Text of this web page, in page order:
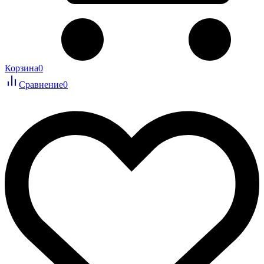
Корзина0
Сравнение0